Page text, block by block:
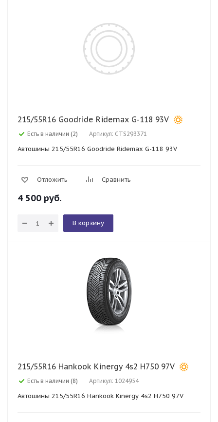
215/55R16 Goodride Ridemax G-118 93V
Есть в наличии (2) Артикул: CTS293371
Автошины 215/55R16 Goodride Ridemax G-118 93V
Отложить Сравнить
4 500 руб.
В корзину
215/55R16 Hankook Kinergy 4s2 H750 97V
Есть в наличии (8) Артикул: 1024954
Автошины 215/55R16 Hankook Kinergy 4s2 H750 97V